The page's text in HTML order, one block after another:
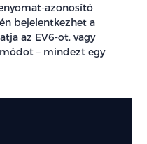
azonosító
bejelentkezhet a
az EV6-ot, vagy
– mindezt egy